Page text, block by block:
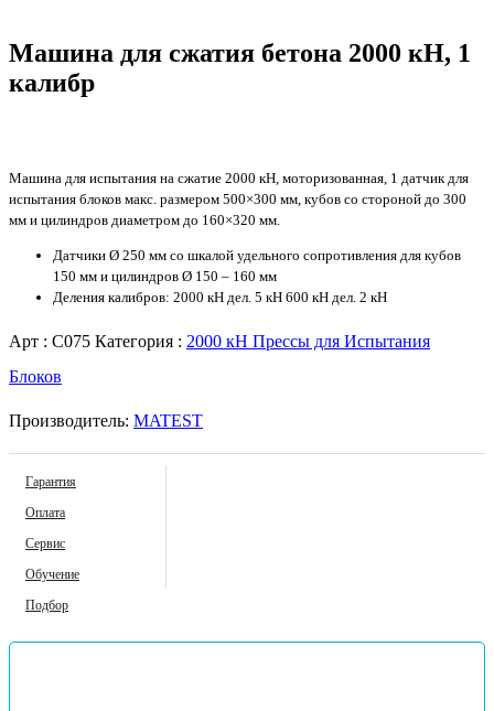
Машина для сжатия бетона 2000 кН, 1
калибр
Машина для испытания на сжатие 2000 кН, моторизованная, 1 датчик для
испытания блоков макс. размером 500×300 мм, кубов со стороной до 300
мм и цилиндров диаметром до 160×320 мм.
Датчики Ø 250 мм со шкалой удельного сопротивления для кубов
150 мм и цилиндров Ø 150 – 160 мм
Деления калибров: 2000 кН дел. 5 кН 600 кН дел. 2 кН
Арт : C075 Категория : 2000 кН Прессы для Испытания
Блоков
Производитель: MATEST
Гарантия
Оплата
Сервис
Обучение
Подбор